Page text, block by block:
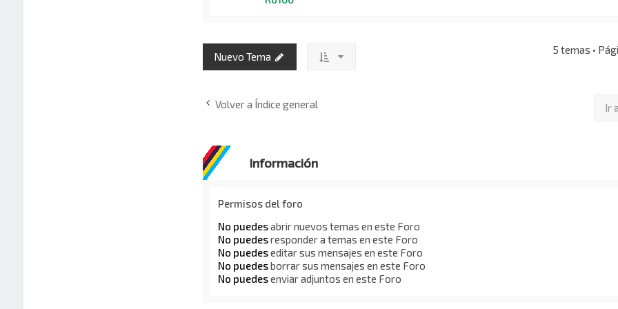
Nuevo Tema
5 temas •
Volver a Índice general Ir a
Información
Permisos del foro
No puedesabrir nuevos temas en este Foro
No puedesresponder a temas en este Foro
No puedeseditar sus mensajes en este Foro
No puedesborrar sus mensajes en este Foro
No puedesenviar adjuntos en este Foro